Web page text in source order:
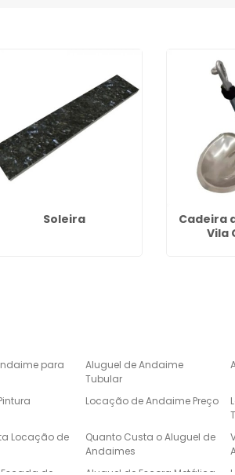
Soleira
Cadeira
Vila
para
Aluguel de Andaime
Tubular
Locação de Andaime Preço
Locação de
Quanto Custa o Aluguel de
Andaimes